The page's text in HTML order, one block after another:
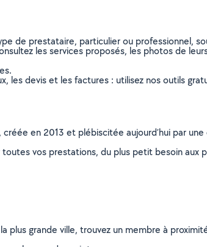
de prestataire, particulier ou professionnel,
les services proposés, les photos de
les devis et les factures : utilisez nos outils
en 2013 et plébiscitée aujourd’hui par
vos prestations, du plus petit besoin aux
grande ville, trouvez un membre à